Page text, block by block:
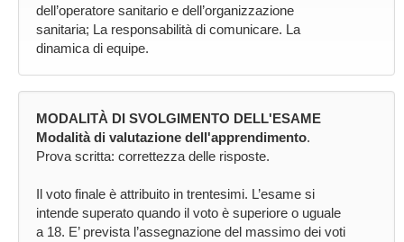
dell’operatore sanitario e dell’organizzazione
sanitaria; La responsabilità di comunicare. La
dinamica di equipe.
MODALITÀ DI SVOLGIMENTO DELL'ESAME
Modalità di valutazione dell'apprendimento.
Prova scritta: correttezza delle risposte.
Il voto finale è attribuito in trentesimi. L’esame si
intende superato quando il voto è superiore o uguale
a 18. E’ prevista l’assegnazione del massimo dei voti